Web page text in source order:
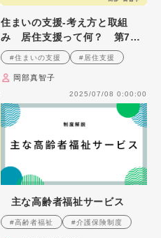
住まいの支援‐考え方と取組
み 居住支援って何？ 第7
回 住むことへの支援の変遷
#住まいの支援 #居住支援
岡部真智子
2025/07/08 0:00:00
主な高齢者福祉サービス
#高齢者福祉 #介護保険制度